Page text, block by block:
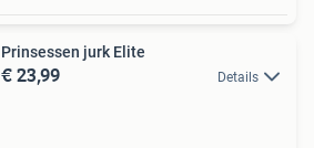
Prinsessen jurk Elite
€ 23,99 Details